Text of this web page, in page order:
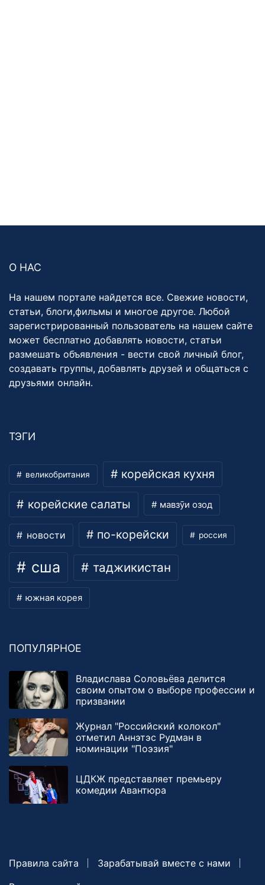
О НАС
На нашем портале найдется все. Свежие новости,
статьи, блоги,фильмы и многое другое. Любой
зарегистрированный пользователь на нашем сайте
может бесплатно добавлять новости, статьи
размешать объявления - вести свой личный блог,
создавать группы, добавлять друзей и общаться с
друзьями онлайн.
ТЭГИ
великобритания корейская кухня
корейские салаты мавзӯи озод
новости по-корейски россия
сша таджикистан
южная корея
ПОПУЛЯРНОЕ
Владислава Соловьёва делится
своим опытом о выборе профессии и
призвании
Журнал "Российский колокол"
отметил Аннэтэс Рудман в
номинации "Поэзия"
ЦДКЖ представляет премьеру
комедии Авантюра
Правила сайта
Зарабатывай вместе с нами